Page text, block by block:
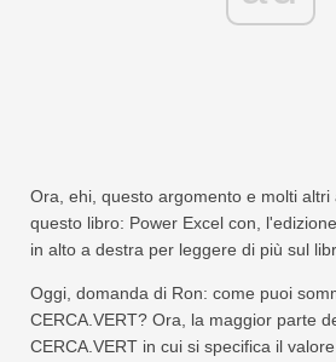
Ora, ehi, questo argomento e molti altri
questo libro: Power Excel con,
in alto a destra per leggere di più sul
Oggi, domanda di Ron: come puoi
CERCA.VERT? Ora, la maggior parte
CERCA.VERT in cui si specifica il